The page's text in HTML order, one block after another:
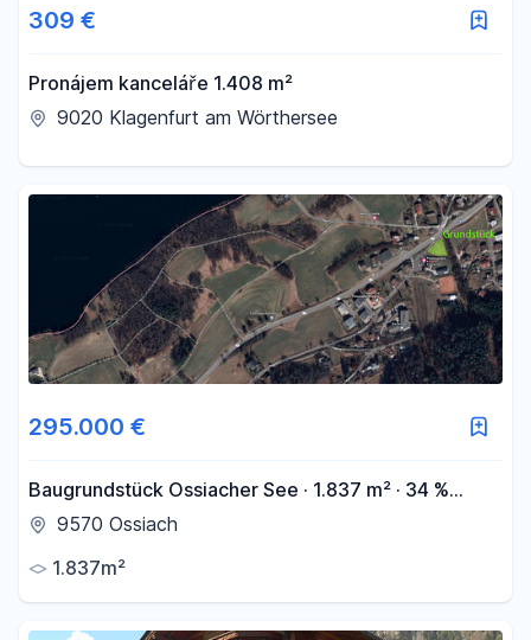
309 €
Pronájem kanceláře 1.408 m²
9020 Klagenfurt am Wörthersee
295.000 €
Baugrundstück Ossiacher See · 1.837 m² · 34 %
kalkulierter Bruttogewinn
9570 Ossiach
1.837m²